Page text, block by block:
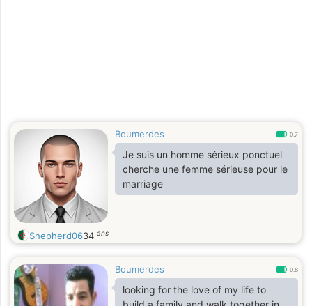
Boumerdes 0.7
Je suis un homme sérieux ponctuel
cherche une femme sérieuse pour le
marriage
Shepherd0634 ans
Boumerdes 0.8
looking for the love of my life to